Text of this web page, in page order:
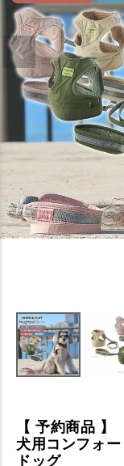
【 予約商品
犬用コンフォ
ドッグ